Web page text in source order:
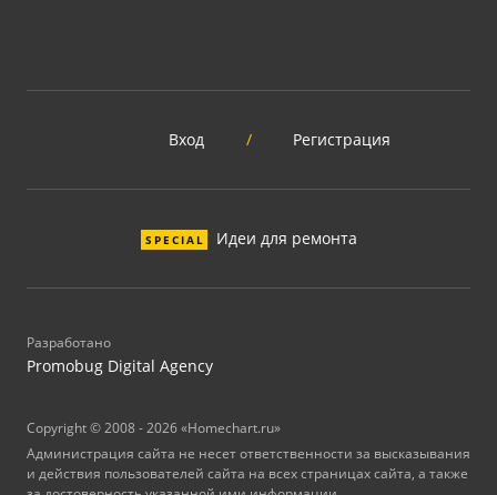
Вход / Регистрация
SPECIAL Идеи для ремонта
Разработано
Promobug Digital Agency
Copyright © 2008 - 2026 «Homechart.ru»
Администрация сайта не несет ответственности за высказывания
и действия пользователей сайта на всех страницах сайта, а также